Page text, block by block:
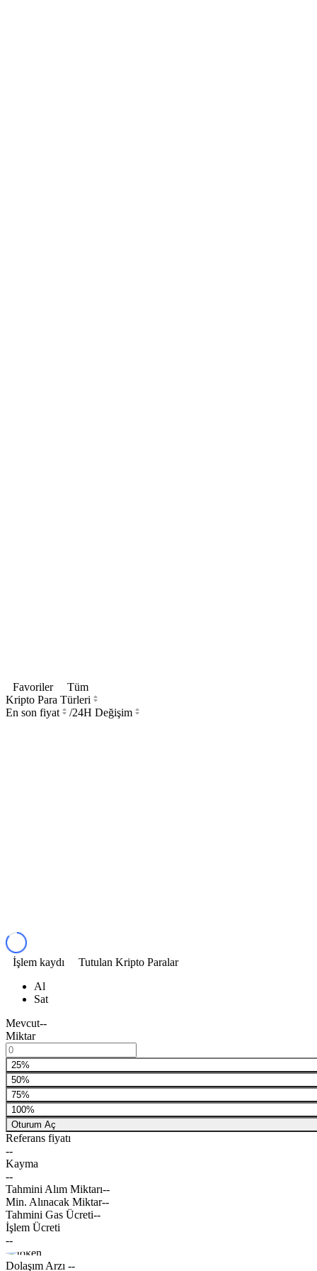
Favoriler
Tüm
Kripto Para Türleri
En son fiyat
/24H Değişim
İşlem kaydı
Tutulan Kripto Paralar
Al
Sat
Mevcut--
Miktar
25%
50%
75%
100%
Oturum Aç
Referans fiyatı
--
Kayma
--
Tahmini Alım Miktarı--
Min. Alınacak Miktar--
Tahmini Gas Ücreti--
İşlem Ücreti
--
Dolaşım Arzı --